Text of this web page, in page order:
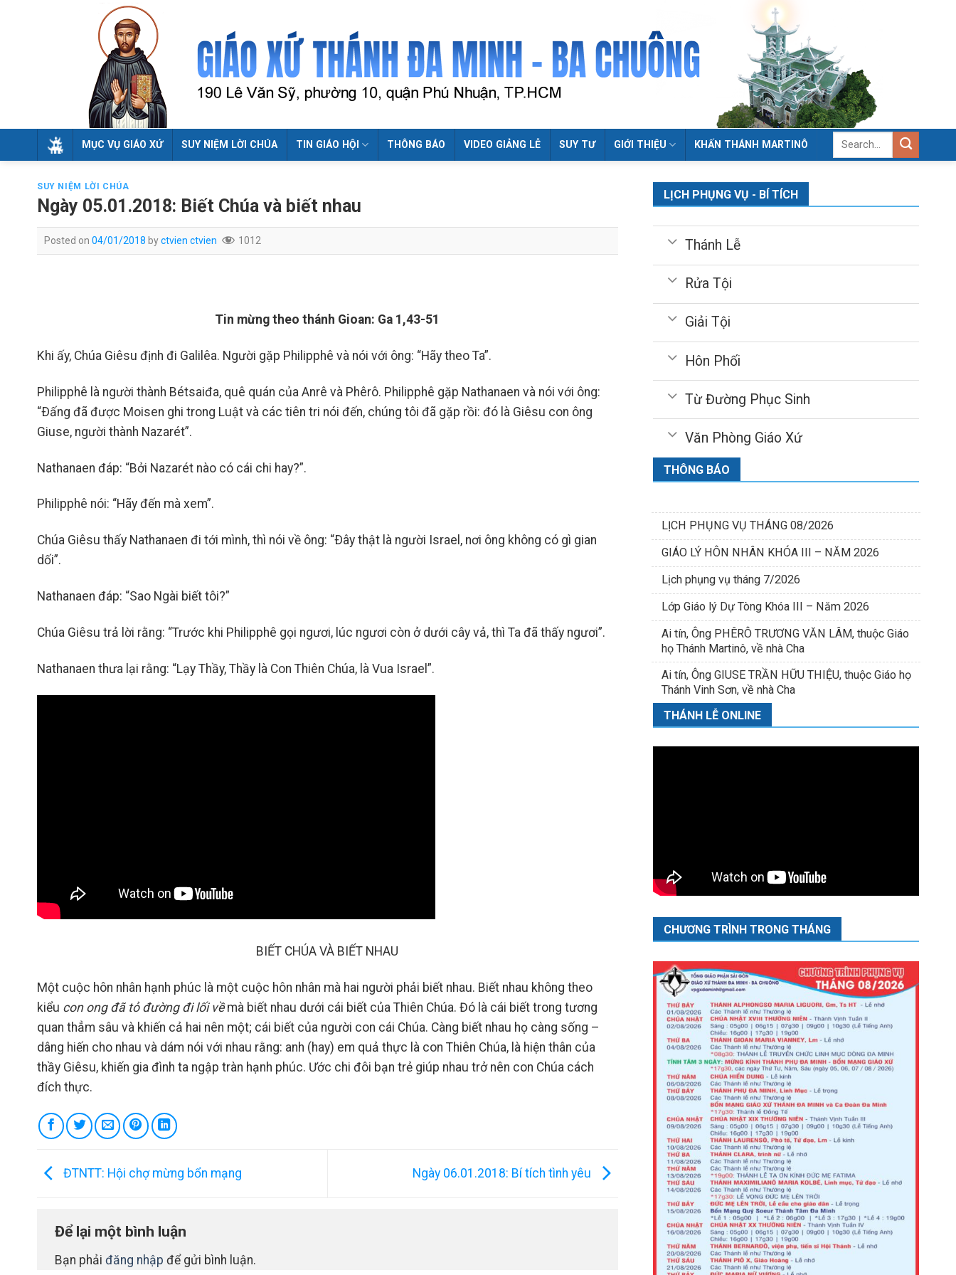
MỤC VỤ GIÁO XỨ SUY NIỆM LỜI CHÚA TIN GIÁO HỘI THÔNG BÁO VIDEO GIẢNG LỄ SUY TƯ GIỚI THIỆU KHẤN THÁNH MARTINÔ
SUY NIỆM LỜI CHÚA
Ngày 05.01.2018: Biết Chúa và biết nhau
Posted on 04/01/2018 byctvien ctvien 1012
Tin mừng theo thánh Gioan: Ga 1,43-51
Khi ấy, Chúa Giêsu định đi Galilêa. Người gặp Philipphê và nói với ông: “Hãy theo Ta”.
Philipphê là người thành Bétsaiđa, quê quán của Anrê và Phêrô. Philipphê gặp Nathanaen và nói với ông:
“Ðấng đã được Moisen ghi trong Luật và các tiên tri nói đến, chúng tôi đã gặp rồi: đó là Giêsu con ông
Giuse, người thành Nazarét”.
Nathanaen đáp: “Bởi Nazarét nào có cái chi hay?”.
Philipphê nói: “Hãy đến mà xem”.
Chúa Giêsu thấy Nathanaen đi tới mình, thì nói về ông: “Ðây thật là người Israel, nơi ông không có gì gian
dối”.
Nathanaen đáp: “Sao Ngài biết tôi?”
Chúa Giêsu trả lời rằng: “Trước khi Philipphê gọi ngươi, lúc ngươi còn ở dưới cây vả, thì Ta đã thấy ngươi”.
Nathanaen thưa lại rằng: “Lạy Thầy, Thầy là Con Thiên Chúa, là Vua Israel”.
BIẾT CHÚA VÀ BIẾT NHAU
Một cuộc hôn nhân hạnh phúc là một cuộc hôn nhân mà hai người phải biết nhau. Biết nhau không theo
kiểu con ong đã tỏ đường đi lối vềmà biết nhau dưới cái biết của Thiên Chúa. Đó là cái biết trong tương
quan thẳm sâu và khiến cả hai nên một; cái biết của người con cái Chúa. Càng biết nhau họ càng sống –
dâng hiến cho nhau và dám nói với nhau rằng: anh (hay) em quả thực là con Thiên Chúa, là hiện thân của
thầy Giêsu, khiến gia đình ta ngập tràn hạnh phúc. Ước chi đôi bạn trẻ giúp nhau trở nên con Chúa cách
đích thực.
ĐTNTT: Hội chợ mừng bổn mạng Ngày 06.01.2018: Bí tích tình yêu
Để lại một bình luận
Bạn phải đăng nhập để gửi bình luận.
LỊCH PHỤNG VỤ - BÍ TÍCH
Thánh Lễ
Rửa Tội
Giải Tội
Hôn Phối
Từ Đường Phục Sinh
Văn Phòng Giáo Xứ
THÔNG BÁO
LỊCH PHỤNG VỤ THÁNG 08/2026
GIÁO LÝ HÔN NHÂN KHÓA III – NĂM 2026
Lịch phụng vụ tháng 7/2026
Lớp Giáo lý Dự Tòng Khóa III – Năm 2026
Ai tín, Ông PHÊRÔ TRƯƠNG VĂN LÂM, thuộc Giáo
họ Thánh Martinô, về nhà Cha
Ai tín, Ông GIUSE TRẦN HỮU THIỆU, thuộc Giáo họ
Thánh Vinh Sơn, về nhà Cha
THÁNH LỄ ONLINE
CHƯƠNG TRÌNH TRONG THÁNG